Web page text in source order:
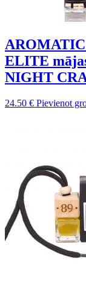
AROMATIC
ELITE
NIGHT
24.50 € Pievienot